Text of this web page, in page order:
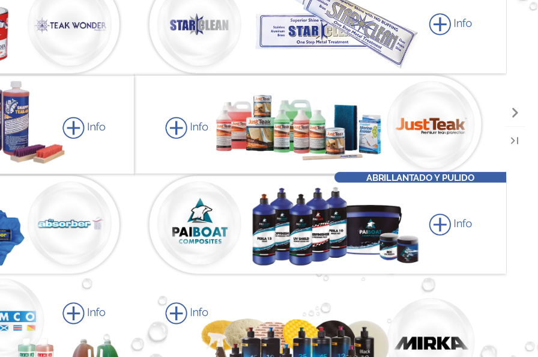
Info
Info
Info
Info
Info
ABRILLANTADO Y PULIDO
Info